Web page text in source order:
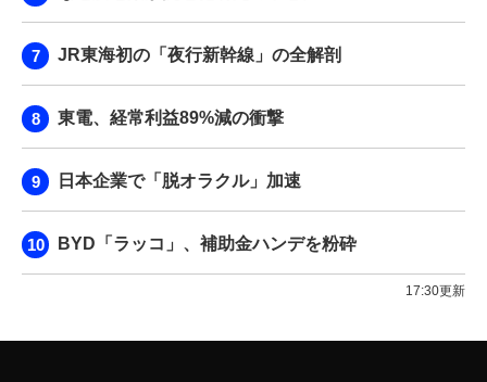
JR東海初の「夜行新幹線」の全解剖
東電、経常利益89%減の衝撃
日本企業で「脱オラクル」加速
BYD「ラッコ」、補助金ハンデを粉砕
17:30更新